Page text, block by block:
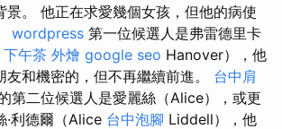
景。 他正在求愛幾個女孩，但他的病使
wordpress 第一位候選人是弗雷德里卡
下午茶 外燴 google seo Hanover），他
友和機密的，但不再繼續前進。 台中肩
第二位候選人是愛麗絲（Alice），或更
·利德爾（Alice 台中泡腳 Liddell），他